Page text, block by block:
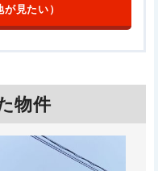
が見たい）
物件